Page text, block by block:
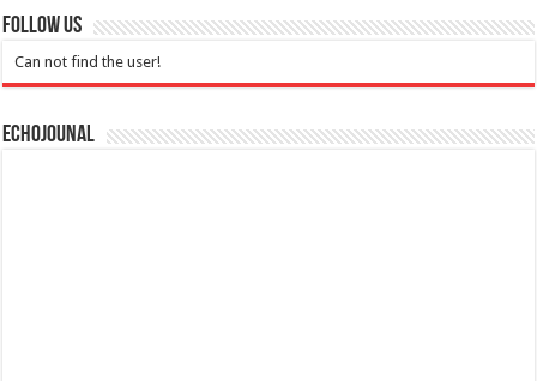
Follow Us
Can not find the user!
Echojounal